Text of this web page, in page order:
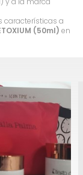
características a
(50ml) en